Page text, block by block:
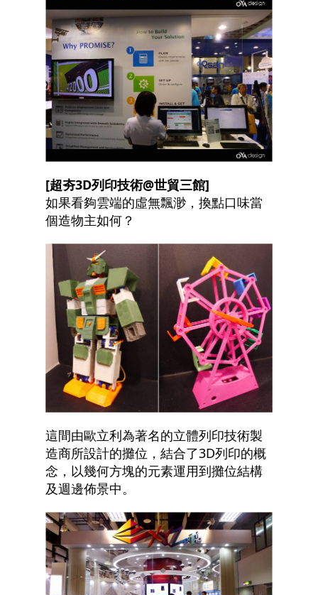
[超夯3D列印技術@世貿三館]
如果看夠雲端的虛無飄渺，換點口味當
個造物主如何？
這間由歐立利為著名的立體列印技術製
造商所設計的攤位，結合了3D列印的概
念，以幾何方塊的元素運用到攤位結構
及週邊佈景中。